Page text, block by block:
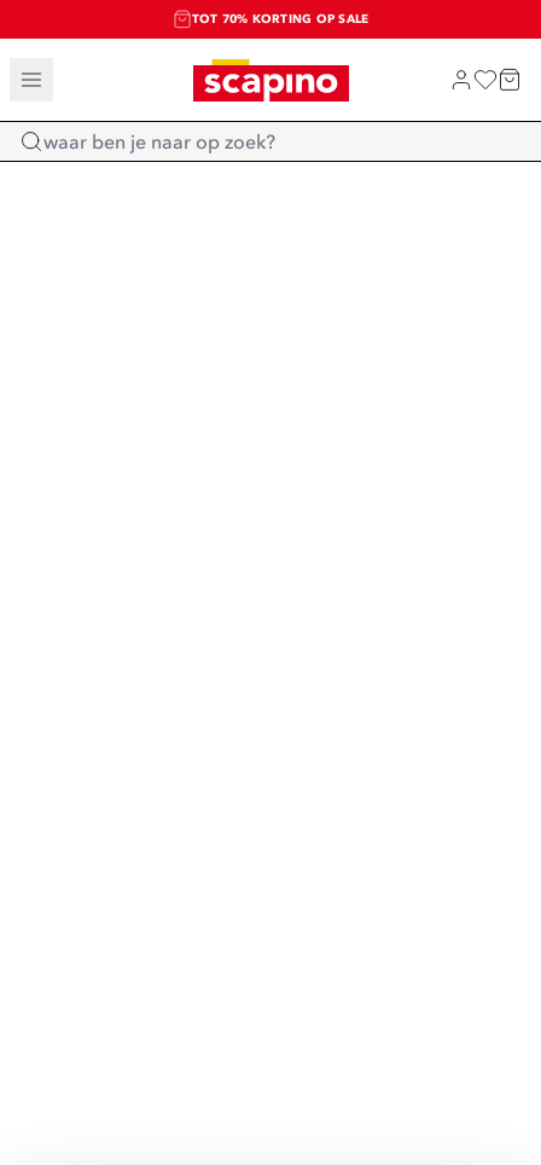
TOT 70% KORTING OP SALE
SALE: LAATSTE KANS!
SHOP NIEUW
Home